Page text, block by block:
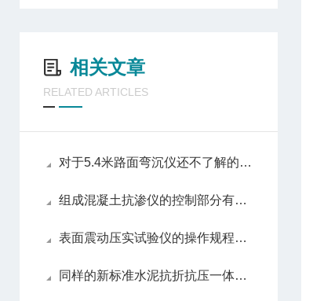
相关文章
RELATED ARTICLES
对于5.4米路面弯沉仪还不了解的，请看这里！
组成混凝土抗渗仪的控制部分有哪些，都有什么功能？
表面震动压实试验仪的操作规程和使用方法
同样的新标准水泥抗折抗压一体机，为何别人的使用寿命如此长？